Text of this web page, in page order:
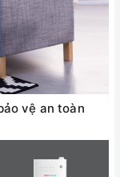
vệ an toàn